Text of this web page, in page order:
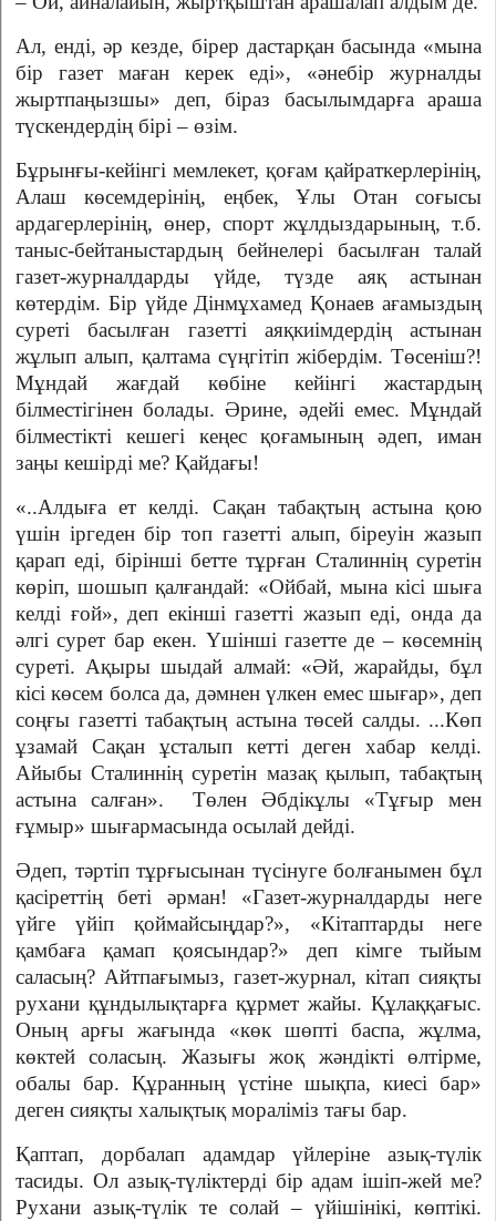
Ал, енді, әр кезде, бірер дас­тарқан басында «мына
бір газет маған керек еді», «әнебір журналды
жыртпаңызшы» деп, біраз басылымдарға араша
түс­кендердің бірі – өзім.
Бұрынғы-кейінгі мемлекет, қоғам қайраткерлерінің,
Алаш көсемдерінің, еңбек, Ұлы Отан соғысы
ардагерлерінің, өнер, спорт жұлдыздарының, т.б.
таныс-бейтаныстардың бейнелері басылған талай
газет-журналдарды үйде, түзде аяқ астынан
көтердім. Бір үйде Дін­мұхамед Қонаев ағамыздың
суреті басылған газетті аяқ­киімдердің астынан
жұлып алып, қал­тама сүңгітіп жібердім. Төсеніш?!
Мұн­дай жағдай көбіне кейінгі жастардың
білместігінен болады. Әрине, әдейі емес. Мұн­­дай
білместікті кешегі кеңес қо­ға­мы­ның әдеп, иман
заңы кешірді ме? Қайдағы!
«..Алдыға ет келді. Сақан табақтың астына қою
үшін ірге­ден бір топ газетті алып, біреуін жазып
қарап еді, бірінші бетте тұрған Сталиннің суретін
көріп, шошып қалғандай: «Ойбай, мына кісі шыға
келді ғой», деп екінші газетті жазып еді, онда да
әлгі сурет бар екен. Үшін­ші газетте де – көсемнің
су­реті. Ақыры шыдай алмай: «Әй, жарайды, бұл
кісі көсем болса да, дәмнен үлкен емес шығар», деп
соңғы газетті табақтың астына төсей салды. ...Көп
ұзамай Са­қан ұсталып кетті деген хабар келді.
Айыбы Сталиннің су­ретін мазақ қылып, табақ­тың
ас­тына салған». Төлен Әбдікұлы «Тұғыр мен
ғұмыр» шығармасында осылай дейді.
Әдеп, тәртіп тұрғысынан түсінуге болғанымен бұл
қасі­реттің беті әрман! «Газет-жур­нал­дарды неге
үйге үйіп қой­майсыңдар?», «Кітаптарды неге
қамбаға қамап қоясындар?» деп кімге тыйым
саласың? Айт­пағымыз, газет-журнал, кітап сияқ­ты
рухани құндылықтарға құрмет жайы. Құлаққағыс.
Оның арғы жағында «көк шөпті баспа, жұлма,
көктей соласың. Жазығы жоқ жәндікті өлтірме,
обалы бар. Құранның үстіне шықпа, киесі бар»
деген сияқты халықтық мораліміз тағы бар.
Қаптап, дорбалап адамдар үйлеріне азық-түлік
тасиды. Ол азық-түліктерді бір адам ішіп-жей ме?
Рухани азық-түлік те солай – үйішінікі, көптікі.